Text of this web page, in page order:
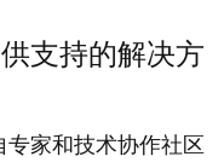
支持的解决方
家和技术协作社区